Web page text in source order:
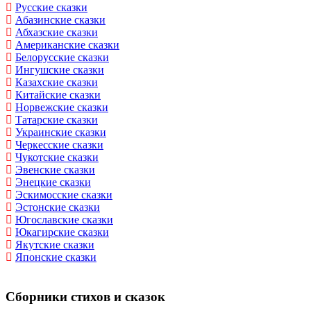
Русские сказки
Абазинские сказки
Абхазские сказки
Американские сказки
Белорусские сказки
Ингушские сказки
Казахские сказки
Китайские сказки
Норвежские сказки
Татарские сказки
Украинские сказки
Черкесские сказки
Чукотские сказки
Эвенские сказки
Энецкие сказки
Эскимосские сказки
Эстонские сказки
Югославские сказки
Юкагирские сказки
Якутские сказки
Японские сказки
Сборники стихов и сказок